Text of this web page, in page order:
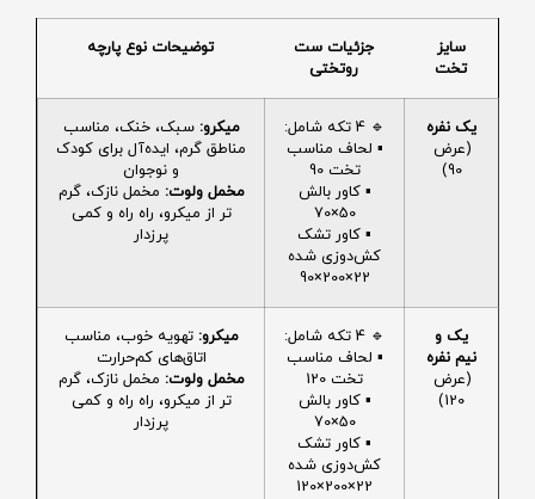
سایز
تخت
جزئیات ست
روتختی
توضیحات نوع پارچه
یک نفره
(عرض
90)
🔹 4 تکه شامل:
▪️ لحاف مناسب
تخت 90
▪️ کاور بالش
50×70
▪️ کاور تشک
کش‌دوزی شده
22×200×90
میکرو: سبک، خنک، مناسب
مناطق گرم، ایده‌آل برای کودک
و نوجوان
مخمل ولوت: مخمل نازک، گرم
تر از میکرو، راه راه و کمی
پرزدار
یک و
نیم نفره
(عرض
120)
🔹 4 تکه شامل:
▪️ لحاف مناسب
تخت 120
▪️ کاور بالش
50×70
▪️ کاور تشک
کش‌دوزی شده
22×200×120
میکرو: تهویه خوب، مناسب
اتاق‌های کم‌حرارت
مخمل ولوت: مخمل نازک، گرم
تر از میکرو، راه راه و کمی
پرزدار